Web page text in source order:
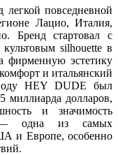
повседневной
Лацио, Италия,
Бренд стартовал с
silhouette в
фирменную эстетику
и итальянский
HEY DUDE был
миллиарда долларов,
и значимость
— одна из самых
и Европе, особенно